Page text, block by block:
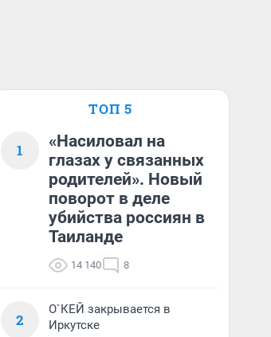
ТОП 5
1
«Насиловал на
глазах у связанных
родителей». Новый
поворот в деле
убийства россиян в
Таиланде
14 140 8
2
О`КЕЙ закрывается в
Иркутске